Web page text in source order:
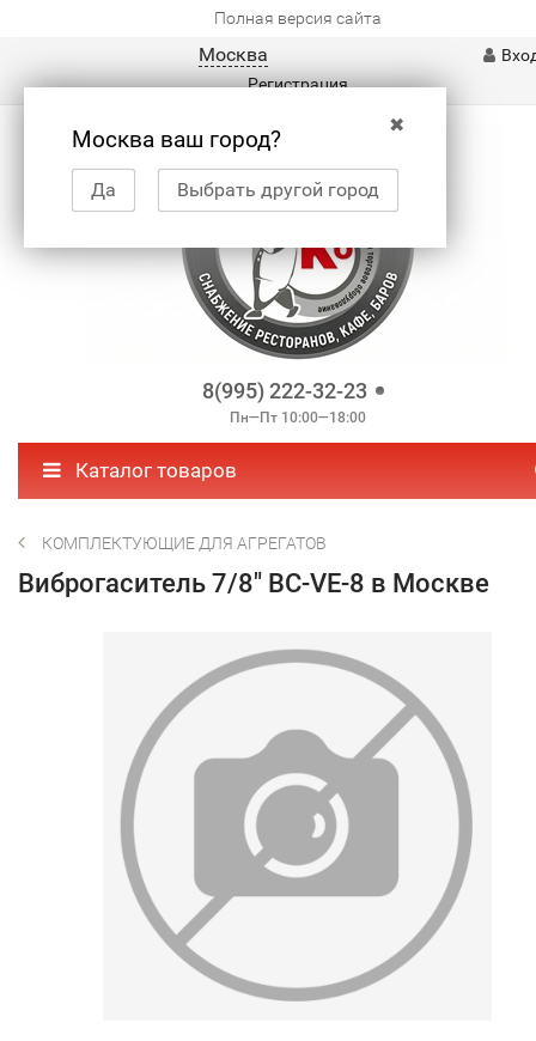
Полная версия сайта
Москва
✖
Москва ваш город?
Да Выбрать другой город
Регистрация
8(995) 222-32-23
Пн—Пт 10:00—18:00
Каталог товаров
КОМПЛЕКТУЮЩИЕ ДЛЯ АГРЕГАТОВ
Виброгаситель 7/8" BC-VE-8 в Москве